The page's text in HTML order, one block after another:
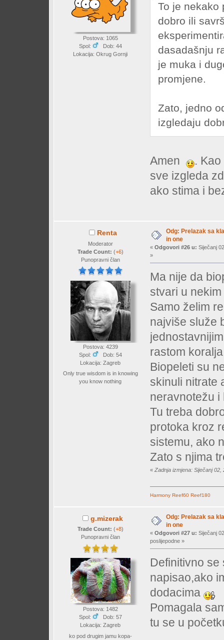
Postova: 1065
Spol:
Dob: 44
Lokacija: Okrug Gornji
To je nekako
dobro ili
dasadašnju
je muka i
promjene.
Zato, jedno
izgledaju
Amen
.
sve izgleda
ako stima i
Renta
Moderator
Trade Count: (+6)
Punopravni član
Postova: 4239
Spol:
Dob: 54
Lokacija: Zagreb
Only true wisdom is in knowing
you know nothing
Odg: Prelazak sa
in one
« Odgovori #26 u: Siječanj
»
Ma nije da
stvari u
Samo želim
najviše služe
rastom
Biopeleti su
skinuli nitrate
neravnotežu i
Tu treba
protoka kroz
sistemu, ako
Zato s njima
« Zadnja izmjena: Siječanj
Harmony Reef60 Reef180
g.mizerak
Trade Count: (+8)
Punopravni član
Postova: 1482
Spol:
Dob: 57
Lokacija: Zagreb
ko pod drugim jamu kopa-
Odg: Prelazak sa
in one
« Odgovori #27 u: Siječanj
poslijepodne »
Definitivno se
napisao,ako
dodacima
Pomagala
tu se u